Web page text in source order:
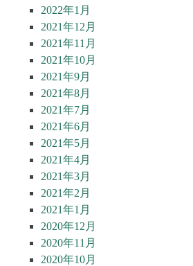
2022年1月
2021年12月
2021年11月
2021年10月
2021年9月
2021年8月
2021年7月
2021年6月
2021年5月
2021年4月
2021年3月
2021年2月
2021年1月
2020年12月
2020年11月
2020年10月